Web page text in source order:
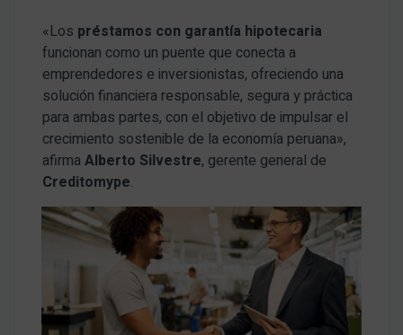
«Los préstamos con garantía hipotecaria
funcionan como un puente que conecta a
emprendedores e inversionistas, ofreciendo una
solución financiera responsable, segura y práctica
para ambas partes, con el objetivo de impulsar el
crecimiento sostenible de la economía peruana»,
afirmaAlberto Silvestre, gerente general de
Creditomype.